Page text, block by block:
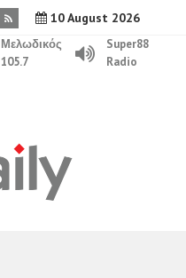
10 August 2026
Μελωδικός
105.7
Super88
Radio